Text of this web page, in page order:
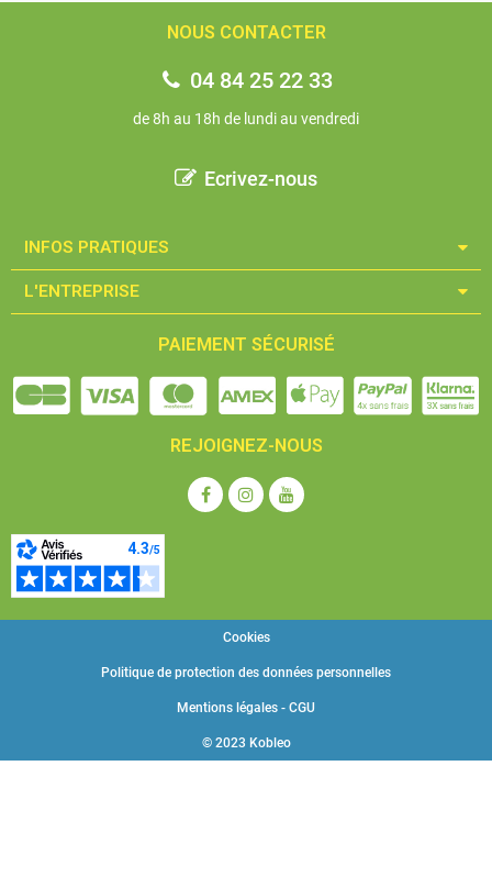
NOUS CONTACTER
04 84 25 22 33
de 8h au 18h de lundi au vendredi
Ecrivez-nous
INFOS PRATIQUES​
L'ENTREPRISE​
PAIEMENT SÉCURISÉ
REJOIGNEZ-NOUS
© 2023 Kobleo
Mentions légales - CGU
Politique de protection des données personnelles
Cookies